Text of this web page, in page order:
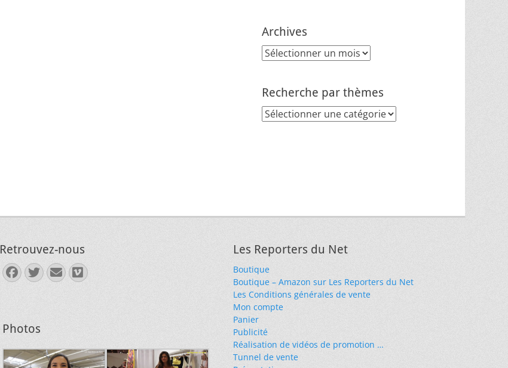
Archives
Archives
Recherche par thèmes
Recherche
Retrouvez-nous
Facebook
Twitter
E-
mail
Vimeo
Photos
Les Reporters du Net
Boutique
Boutique – Amazon sur Les Reporters du Net
Les Conditions générales de vente
Mon compte
Panier
Publicité
Réalisation de vidéos de promotion …
Tunnel de vente